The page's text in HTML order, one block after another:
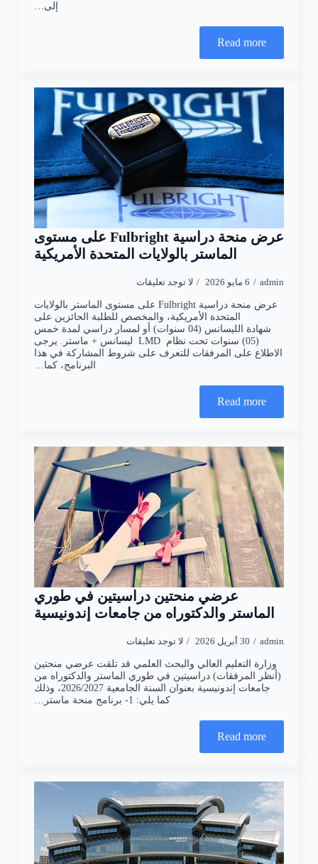
إلى…
Read more
عرض منحة دراسية Fulbright على مستوى
الماستر بالولايات المتحدة الأمريكية
admin 6 مايو 2026 لا توجد تعليقات
عرض منحة دراسية Fulbright على مستوى الماستر بالولايات
المتحدة الأمريكية، والمخصص للطلبة الحائزين على
شهادة الليسانس (04 سنوات) أو لمسار دراسي لمدة خمس
(05) سنوات تحت نظام LMD ليسانس + ماستر. يرجى
الاطلاع على المرفقات للتعرف على شروط المشاركة في هذا
البرنامج، كما…
Read more
عرضي منحتين دراسيتين في طوري
الماستر والدكتوراه من جامعات إندونيسية
admin 30 أبريل 2026 لا توجد تعليقات
وزارة التعليم العالي والبحث العلمي قد تلقت عرضي منحتين
(أنظر المرفقات) دراسيتين في طوري الماستر والدكتوراه من
جامعات إندونيسية بعنوان السنة الجامعية 2026/2027، وذلك
كما يلي: 1- برنامج منحة ماستر…
Read more